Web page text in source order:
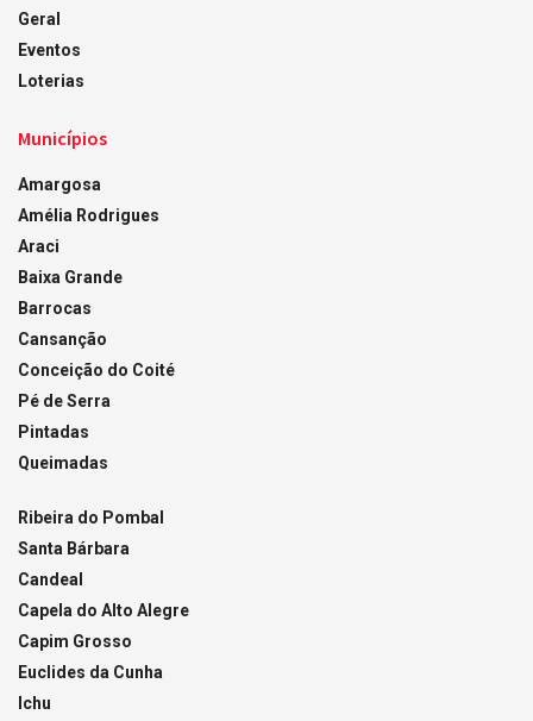
Geral
Eventos
Loterias
Municípios
Amargosa
Amélia Rodrigues
Araci
Baixa Grande
Barrocas
Cansanção
Conceição do Coité
Pé de Serra
Pintadas
Queimadas
Ribeira do Pombal
Santa Bárbara
Candeal
Capela do Alto Alegre
Capim Grosso
Euclides da Cunha
Ichu